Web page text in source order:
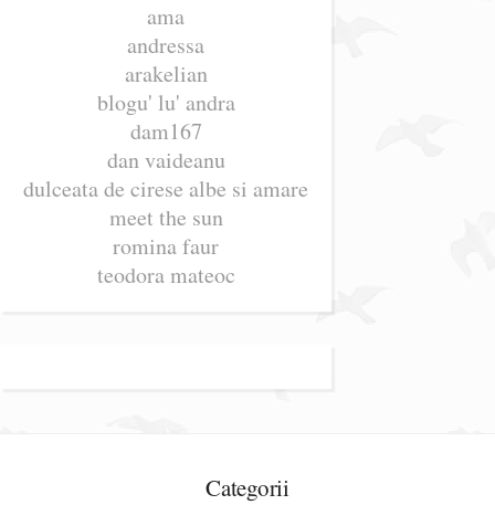
ama
andressa
arakelian
blogu' lu' andra
dam167
dan vaideanu
dulceata de cirese albe si amare
meet the sun
romina faur
teodora mateoc
Categorii